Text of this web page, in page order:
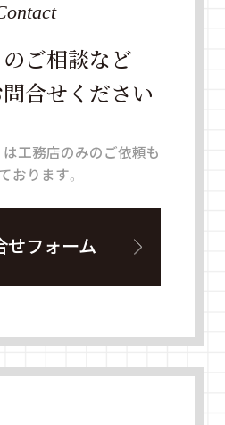
ご相談など
合せください
工務店のみのご依頼も
おります。
せフォーム